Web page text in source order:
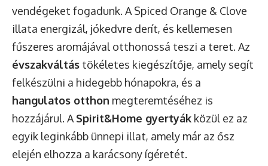
vendégeket fogadunk. A Spiced Orange & Clove
illata energizál, jókedvre derít, és kellemesen
fűszeres aromájával otthonossá teszi a teret. Az
évszakváltás tökéletes kiegészítője, amely segít
felkészülni a hidegebb hónapokra, és a
hangulatos otthon megteremtéséhez is
hozzájárul. A Spirit&Home gyertyák közül ez az
egyik leginkább ünnepi illat, amely már az ősz
elején elhozza a karácsony ígéretét.